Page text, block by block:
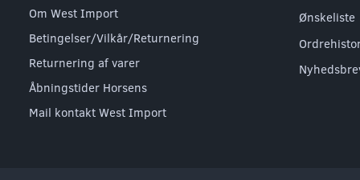
Om West Import
Betingelser/Vilkår/Returnering
Returnering af varer
Åbningstider Horsens
Mail kontakt West Import
Ønskeliste